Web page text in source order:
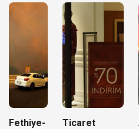
Fethiye-
Ticaret